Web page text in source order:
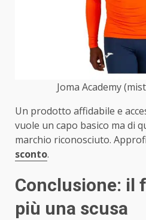
Joma Academy
Un prodotto affidabile e
vuole un capo basico ma di
marchio riconosciuto.
sconto.
Conclusione: il
più una scusa